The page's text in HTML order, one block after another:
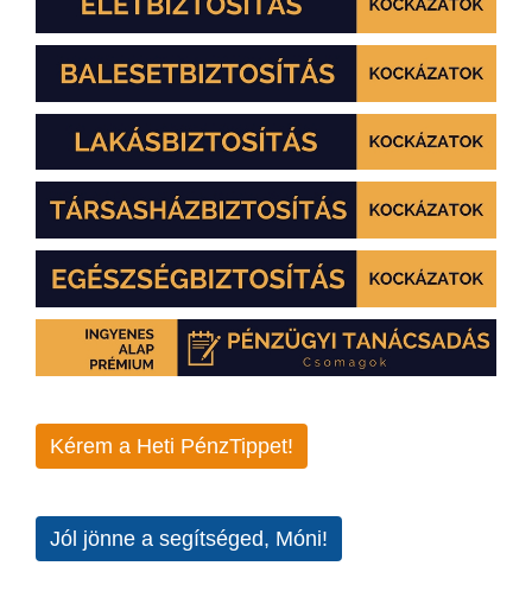
Kérem a Heti PénzTippet!
Jól jönne a segítséged, Móni!